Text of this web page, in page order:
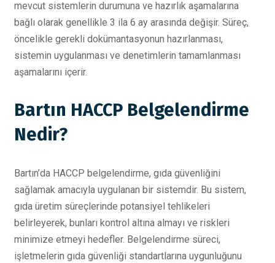
mevcut sistemlerin durumuna ve hazırlık aşamalarına
bağlı olarak genellikle 3 ila 6 ay arasında değişir. Süreç,
öncelikle gerekli dokümantasyonun hazırlanması,
sistemin uygulanması ve denetimlerin tamamlanması
aşamalarını içerir.
Bartın HACCP Belgelendirme
Nedir?
Bartın’da HACCP belgelendirme, gıda güvenliğini
sağlamak amacıyla uygulanan bir sistemdir. Bu sistem,
gıda üretim süreçlerinde potansiyel tehlikeleri
belirleyerek, bunları kontrol altına almayı ve riskleri
minimize etmeyi hedefler. Belgelendirme süreci,
işletmelerin gıda güvenliği standartlarına uygunluğunu